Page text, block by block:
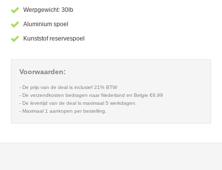
Werpgewicht: 30lb
Aluminium spoel
Kunststof reservespoel
Voorwaarden:
- De prijs van de deal is inclusief 21% BTW
- De verzendkosten bedragen naar Nederland en Belgie €6.99
- De levertijd van de deal is maximaal 5 werkdagen.
- Maximaal 1 aankopen per bestelling.